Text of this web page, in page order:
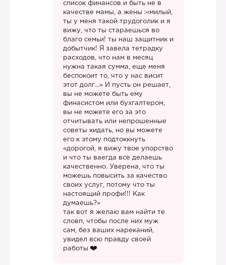
список финансов и быть не в
качестве мамы, а жены :«милый,
ты у меня такой трудоголик и я
вижу, что ты стараешься во
благо семьи! ты наш защитник и
добытчик! Я завела тетрадку
расходов, что нам в месяц
нужна такая сумма, еще меня
беспокоит то, что у нас висит
этот долг...» И пусть он решает,
вы не можете быть ему
финасистом или бухгалтером,
вы не можете его за это
отчитывать или непрошенные
советы кидать, но вы можете
его к этому подтоккнуть
«дорогой, я вижу твое упорство
и что ты ваегда все делаешь
качественно. Уверена, что ты
можешь повысить за качество
своих услуг, потому что ты
настоящий профи!!! Как
думаешь?»
так вот я желаю вам найти те
словп, чтобы после них муж
сам, без ваших нареканий,
увидел всю правду своей
работы